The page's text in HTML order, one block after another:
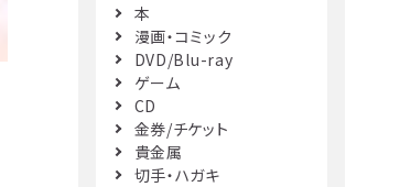
本
漫画・コミック
DVD/Blu-ray
ゲーム
CD
金券/チケット
貴金属
切手・ハガキ